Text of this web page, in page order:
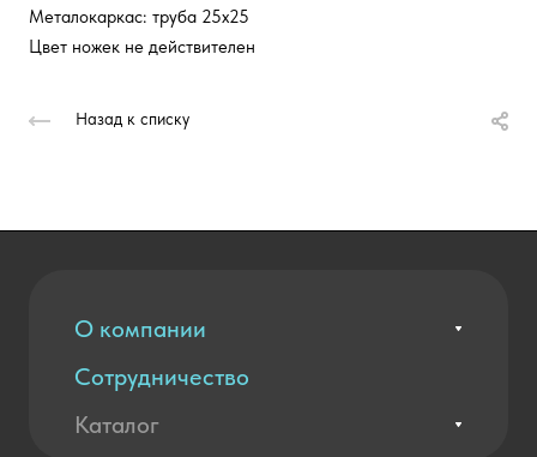
Металокаркас: труба 25х25
Цвет ножек не действителен
Назад к списку
О компании
Вакансии
Контакты
Сотрудничество
Оплата и доставка
Каталог